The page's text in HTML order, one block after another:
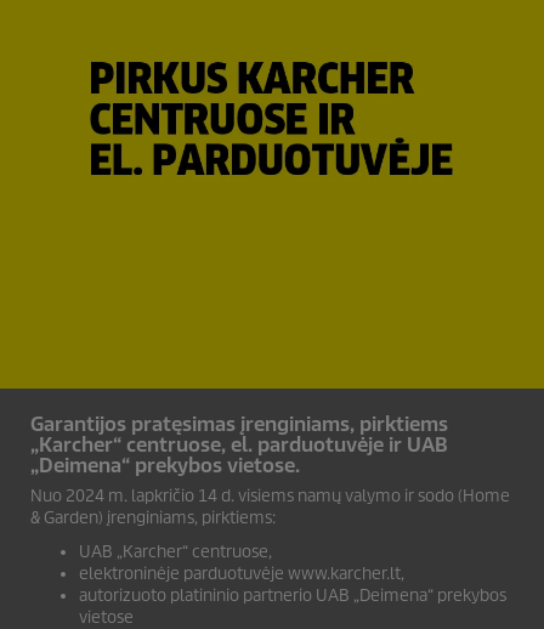
Garantijos pratęsimas įrenginiams, pirktiems
„Karcher“ centruose, el. parduotuvėje ir UAB
„Deimena“ prekybos vietose.
Nuo 2024 m. lapkričio 14 d. visiems namų valymo ir sodo (Home
& Garden) įrenginiams, pirktiems:
UAB „Karcher“ centruose,
elektroninėje parduotuvėje www.karcher.lt,
autorizuoto platininio partnerio UAB „Deimena“ prekybos
vietose